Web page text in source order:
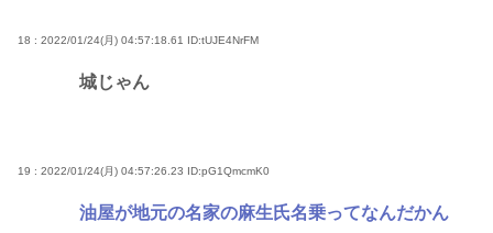
18 : 2022/01/24(月) 04:57:18.61 ID:tUJE4NrFM
城じゃん
19 : 2022/01/24(月) 04:57:26.23 ID:pG1QmcmK0
油屋が地元の名家の麻生氏名乗ってなんだかん